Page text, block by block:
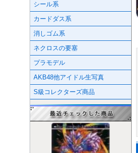
シール系
カードダス系
消しゴム系
ネクロスの要塞
プラモデル
AKB48他アイドル生写真
S級コレクターズ商品